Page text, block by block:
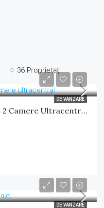
36 Proprietați
DE VANZARE
De Vanzare – Apartament 2 Camere Ultracentral
DE VANZARE